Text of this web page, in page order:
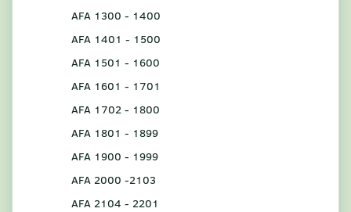
AFA 1300 - 1400
AFA 1401 - 1500
AFA 1501 - 1600
AFA 1601 - 1701
AFA 1702 - 1800
AFA 1801 - 1899
AFA 1900 - 1999
AFA 2000 -2103
AFA 2104 - 2201